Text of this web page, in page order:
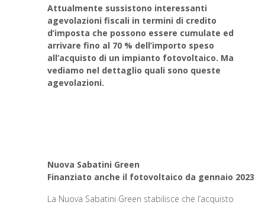
Attualmente sussistono interessanti
agevolazioni fiscali in termini di credito
d’imposta che possono essere cumulate ed
arrivare fino al 70 % dell’importo speso
all’acquisto di un impianto fotovoltaico. Ma
vediamo nel dettaglio quali sono queste
agevolazioni.
Nuova Sabatini Green
Finanziato anche il fotovoltaico da gennaio 2023
La Nuova Sabatini Green stabilisce che l’acquisto